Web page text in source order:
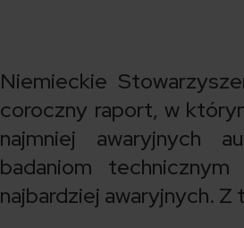
Niemieckie
coroczny raport, w
najmniej awaryjnych
badaniom
najbardziej awaryjnych.